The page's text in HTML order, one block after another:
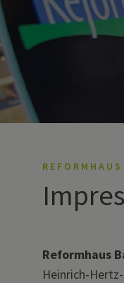
Reformhaus
Heinrich-